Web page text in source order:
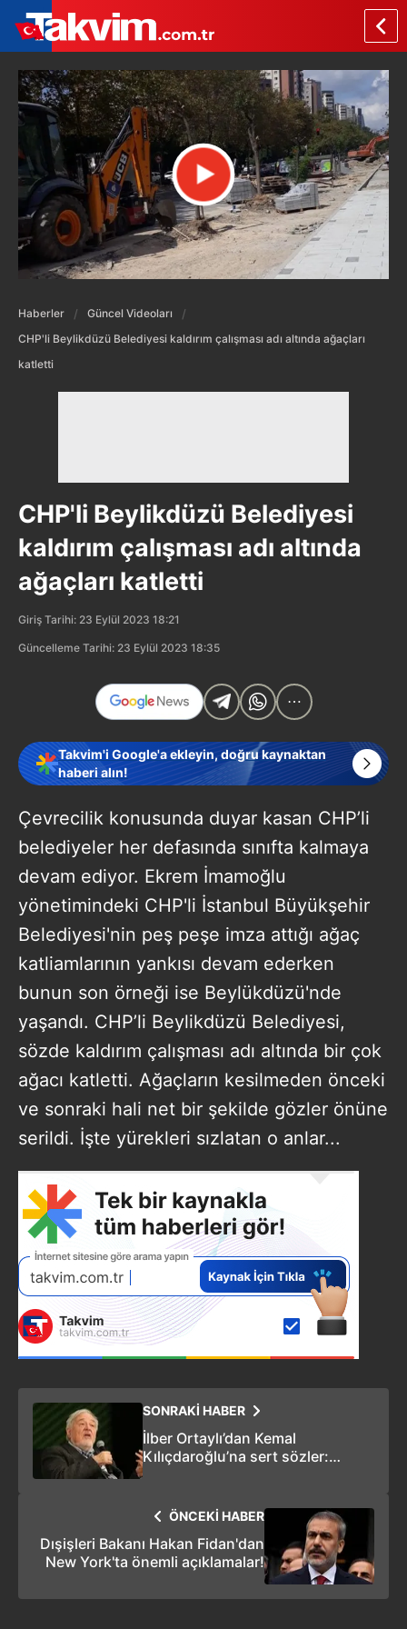
Haberler
Güncel Videoları
CHP'li Beylikdüzü Belediyesi kaldırım çalışması adı altında ağaçları
katletti
CHP'li Beylikdüzü Belediyesi
kaldırım çalışması adı altında
ağaçları katletti
Giriş Tarihi: 23 Eylül 2023 18:21
Güncelleme Tarihi: 23 Eylül 2023 18:35
Takvim'i Google'a ekleyin, doğru kaynaktan
haberi alın!
Çevrecilik konusunda duyar kasan CHP’li
belediyeler her defasında sınıfta kalmaya
devam ediyor. Ekrem İmamoğlu
yönetimindeki CHP'li İstanbul Büyükşehir
Belediyesi'nin peş peşe imza attığı ağaç
katliamlarının yankısı devam ederken
bunun son örneği ise Beylükdüzü'nde
yaşandı. CHP’li Beylikdüzü Belediyesi,
sözde kaldırım çalışması adı altında bir çok
ağacı katletti. Ağaçların kesilmeden önceki
ve sonraki hali net bir şekilde gözler önüne
serildi. İşte yürekleri sızlatan o anlar...
SONRAKİ HABER
İlber Ortaylı’dan Kemal
Kılıçdaroğlu’na sert sözler:
ÖNCEKİ HABER
Dışişleri Bakanı Hakan Fidan'dan
New York'ta önemli açıklamalar!